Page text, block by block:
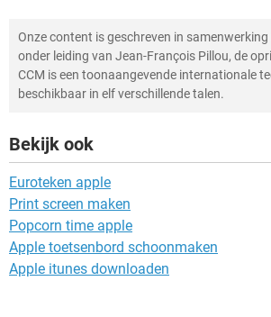
Onze content is geschreven in samenwerking
onder leiding van Jean-François Pillou, de
CCM is een toonaangevende internationale
beschikbaar in elf verschillende talen.
Bekijk ook
Euroteken apple
Print screen maken
Popcorn time apple
Apple toetsenbord schoonmaken
Apple itunes downloaden